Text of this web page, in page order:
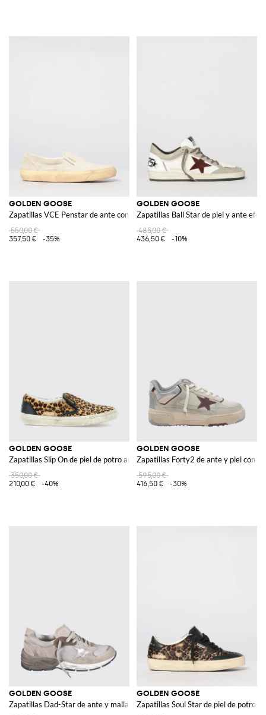
GOLDEN GOOSE
Zapatillas VCE Penstar de ante con efecto usado
550,00 €
357,50 €
-35%
GOLDEN GOOSE
Zapatillas Ball Star de piel y ante
485,00 €
436,50 €
-10%
GOLDEN GOOSE
Zapatillas Slip On de piel de potro animal print efecto usado
350,00 €
210,00 €
-40%
GOLDEN GOOSE
Zapatillas Forty2 de ante y piel con
595,00 €
416,50 €
-30%
GOLDEN GOOSE
Zapatillas Dad-Star de ante y malla usados
GOLDEN GOOSE
Zapatillas Soul Star de piel de potro